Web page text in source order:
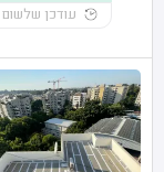
עודכן שלשום